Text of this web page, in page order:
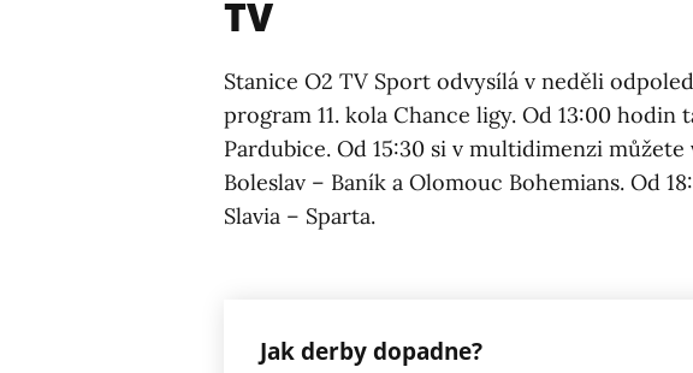
TV
Stanice O2 TV Sport odvysílá v neděli
program 11. kola Chance ligy. Od 13:00 hodin
Pardubice. Od 15:30 si v multidimenzi
Boleslav – Baník a Olomouc Bohemians. Od
Slavia – Sparta.
Jak derby dopadne?